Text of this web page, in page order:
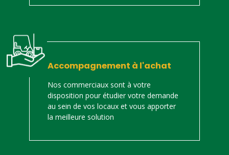
Accompagnement à l'achat
Nos commerciaux sont à votre
disposition pour étudier votre demande
au sein de vos locaux et vous apporter
la meilleure solution